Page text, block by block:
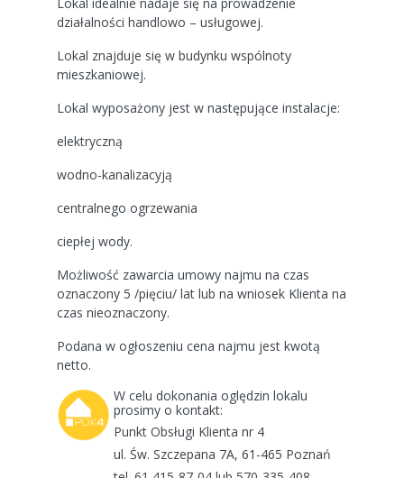
działalności handlowo – usługowej.
Lokal znajduje się w budynku wspólnoty
mieszkaniowej.
Lokal wyposażony jest w następujące instalacje:
elektryczną
wodno-kanalizacyją
centralnego ogrzewania
ciepłej wody.
Możliwość zawarcia umowy najmu na czas
oznaczony 5 /pięciu/ lat lub na wniosek Klienta na
czas nieoznaczony.
Podana w ogłoszeniu cena najmu jest kwotą
netto.
W celu dokonania oględzin lokalu
prosimy o kontakt:
Punkt Obsługi Klienta nr 4
ul. Św. Szczepana 7A, 61-465 Poznań